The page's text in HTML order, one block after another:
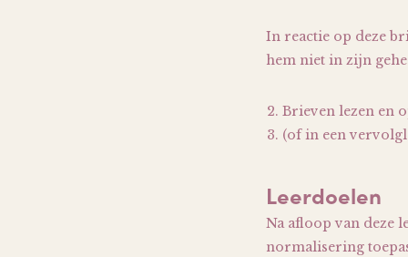
In reactie op deze
hem niet in zijn
Brieven lezen en
(of in een
Leerdoelen
Na afloop van deze
normalisering